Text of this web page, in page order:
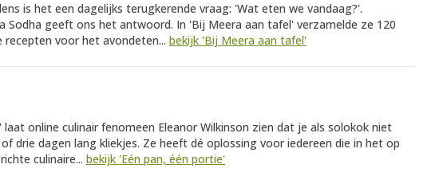
is het een dagelijks terugkerende vraag: 'Wat eten we vandaag?'.
Sodha geeft ons het antwoord. In 'Bij Meera aan tafel' verzamelde ze 120
recepten voor het avondeten... bekijk 'Bij Meera aan tafel'
laat online culinair fenomeen Eleanor Wilkinson zien dat je als solokok niet
drie dagen lang kliekjes. Ze heeft dé oplossing voor iedereen die in het op
culinaire... bekijk 'Eén pan, één portie'